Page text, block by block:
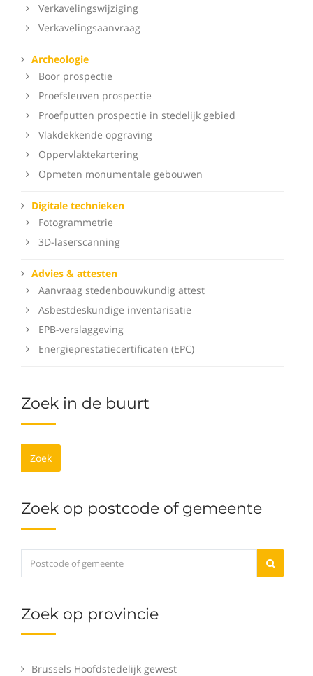
Verkavelingswijziging
Verkavelingsaanvraag
Archeologie
Boor prospectie
Proefsleuven prospectie
Proefputten prospectie in stedelijk gebied
Vlakdekkende opgraving
Oppervlaktekartering
Opmeten monumentale gebouwen
Digitale technieken
Fotogrammetrie
3D-laserscanning
Advies & attesten
Aanvraag stedenbouwkundig attest
Asbestdeskundige inventarisatie
EPB-verslaggeving
Energieprestatiecertificaten (EPC)
Zoek in de buurt
Zoek
Zoek op postcode of gemeente
Zoek op provincie
Brussels Hoofdstedelijk gewest